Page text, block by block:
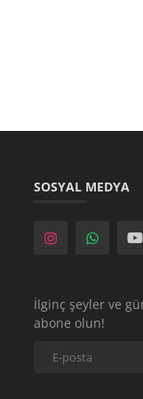
SOSYAL MEDYA
İlginç şeyler ve
abone olun!